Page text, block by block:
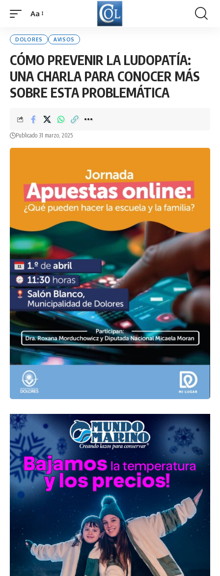
Font
Aa
DOLORES AVISOS
CÓMO PREVENIR LA LUDOPATÍA:
UNA CHARLA PARA CONOCER MÁS
SOBRE ESTA PROBLEMÁTICA
Publicado 31 marzo, 2025